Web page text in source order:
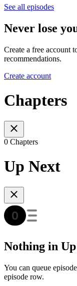
See all episodes
Never lose
Create a free account
recommendations.
Create account
Chapters
0 Chapters
Up Next
Nothing in
You can queue
episode row.